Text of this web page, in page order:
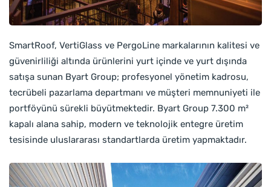
SmartRoof, VertiGlass ve PergoLine markalarının kalitesi ve
güvenirliliği altında ürünlerini yurt içinde ve yurt dışında
satışa sunan Byart Group; profesyonel yönetim kadrosu,
tecrübeli pazarlama departmanı ve müşteri memnuniyeti ile
portföyünü sürekli büyütmektedir. Byart Group 7.300 m²
kapalı alana sahip, modern ve teknolojik entegre üretim
tesisinde uluslararası standartlarda üretim yapmaktadır.